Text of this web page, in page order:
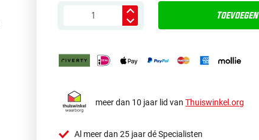
Toevoegen
meer dan 10 jaar lid vanThuiswinkel.org
Al meer dan 25 jaar dé Specialisten